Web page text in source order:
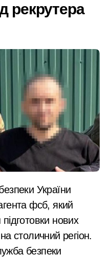
рекрутера
фсб, який
нових
столичний регіон.
безпеки